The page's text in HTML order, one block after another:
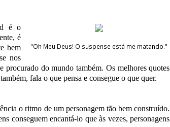
"Oh Meu Deus! O suspense está me matando."
é o
é
bem
nos
do mundo também. Os melhores quotes
fala o que pensa e consegue o que quer.
o ritmo de um personagem tão bem construído.
conseguem encantá-lo que às vezes, personagens